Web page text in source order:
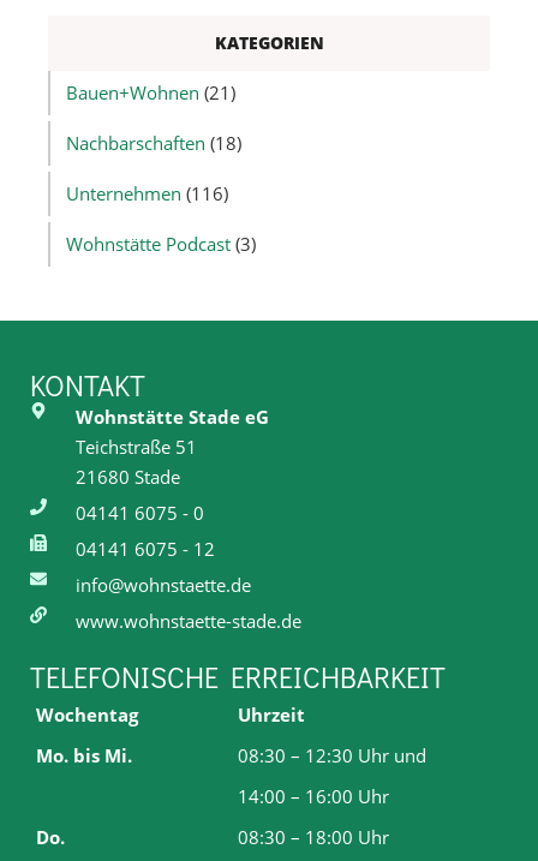
KATEGORIEN
Bauen+Wohnen (21)
Nachbarschaften (18)
Unternehmen (116)
Wohnstätte Podcast (3)
KONTAKT
Wohnstätte Stade eG
Teichstraße 51
21680 Stade
04141 6075 - 0
04141 6075 - 12
info@wohnstaette.de
www.wohnstaette-stade.de
TELEFONISCHE ERREICHBARKEIT
Wochentag
Uhrzeit
Mo. bis Mi.
08:30 – 12:30 Uhr und
14:00 – 16:00 Uhr
Do.
08:30 – 18:00 Uhr